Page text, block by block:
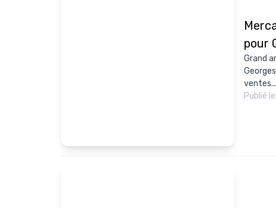
pour
Grand
ventes...
Publié